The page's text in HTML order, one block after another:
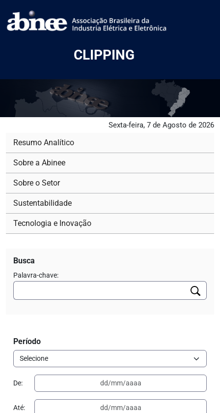
CLIPPING
Sexta-feira, 7 de Agosto de 2026
Resumo Analítico
Sobre a Abinee
Sobre o Setor
Sustentabilidade
Tecnologia e Inovação
Busca
Palavra-chave:
Período
De:
Até: